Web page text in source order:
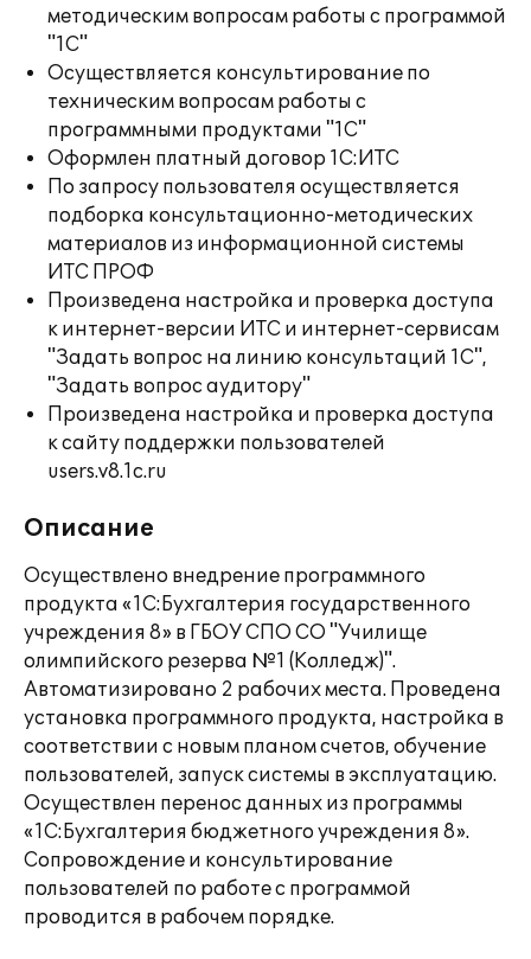
методическим вопросам работы с программой
"1С"
Осуществляется консультирование по
техническим вопросам работы с
программными продуктами "1С"
Оформлен платный договор 1С:ИТС
По запросу пользователя осуществляется
подборка консультационно-методических
материалов из информационной системы
ИТС ПРОФ
Произведена настройка и проверка доступа
к интернет-версии ИТС и интернет-сервисам
"Задать вопрос на линию консультаций 1С",
"Задать вопрос аудитору"
Произведена настройка и проверка доступа
к сайту поддержки пользователей
users.v8.1c.ru
Описание
Осуществлено внедрение программного
продукта «1С:Бухгалтерия государственного
учреждения 8» в ГБОУ СПО СО "Училище
олимпийского резерва №1 (Колледж)".
Автоматизировано 2 рабочих места. Проведена
установка программного продукта, настройка в
соответствии с новым планом счетов, обучение
пользователей, запуск системы в эксплуатацию.
Осуществлен перенос данных из программы
«1С:Бухгалтерия бюджетного учреждения 8».
Сопровождение и консультирование
пользователей по работе с программой
проводится в рабочем порядке.